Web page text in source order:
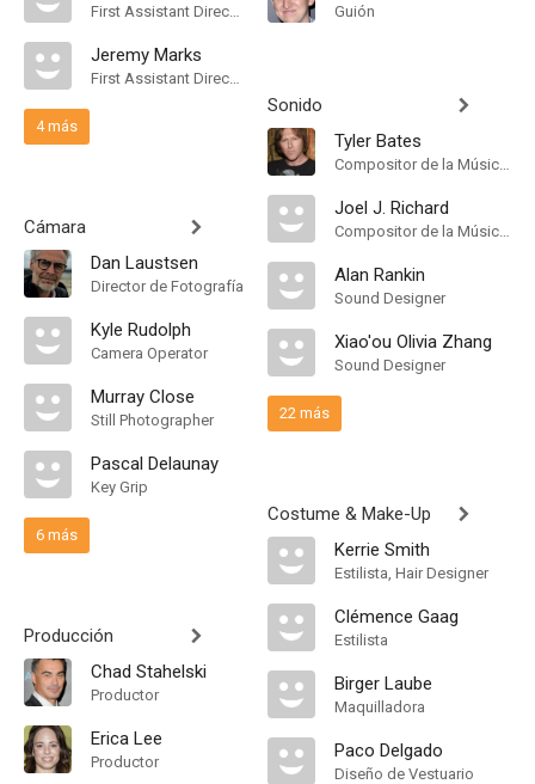
First Assistant Director
Jeremy Marks
First Assistant Director
4 más
Cámara
Dan Laustsen
Director de Fotografía
Kyle Rudolph
Camera Operator
Murray Close
Still Photographer
Pascal Delaunay
Key Grip
6 más
Producción
Chad Stahelski
Productor
Erica Lee
Productor
Guión
Sonido
Tyler Bates
Compositor de la Música Original
Joel J. Richard
Compositor de la Música Original
Alan Rankin
Sound Designer
Xiao'ou Olivia Zhang
Sound Designer
22 más
Costume & Make-Up
Kerrie Smith
Estilista, Hair Designer
Clémence Gaag
Estilista
Birger Laube
Maquilladora
Paco Delgado
Diseño de Vestuario